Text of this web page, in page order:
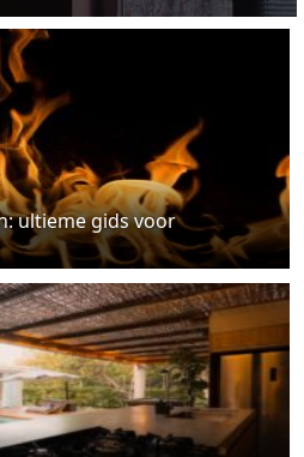
ultieme gids voor